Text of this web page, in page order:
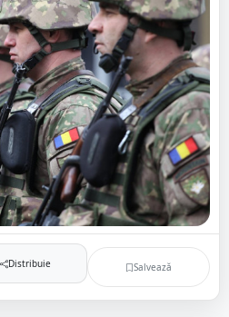
Distribuie Salvează